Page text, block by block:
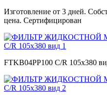
Изготовление от 3 дней.
цена. Сертифицирован
FTKB04PP100 С/R 105х380